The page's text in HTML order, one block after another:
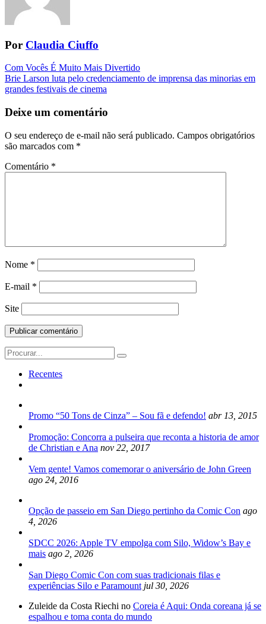
Por Claudia Ciuffo
Navegação
da
Com Vocês É Muito Mais Divertido
Brie Larson luta pelo credenciamento de imprensa das minorias em
grandes festivais de cinema
Deixe um comentário
O seu endereço de e-mail não será publicado. Campos obrigatórios
são marcados com *
Comentário *
Nome *
E-mail *
Site
Search
for:
Recentes
Promo “50 Tons de Cinza” – Sou fã e defendo! abr 13, 2015
Promoção: Concorra a pulseira que reconta a historia de amor
de Christian e Ana nov 22, 2017
Vem gente! Vamos comemorar o aniversário de John Green
ago 24, 2016
Opção de passeio em San Diego pertinho da Comic Con ago
4, 2026
SDCC 2026: Apple TV empolga com Silo, Widow’s Bay e
mais ago 2, 2026
San Diego Comic Con com suas tradicionais filas e
experiências Silo e Paramount jul 30, 2026
Zuleide da Costa Riechi no Coreia é Aqui: Onda coreana já se
espalhou e toma conta do mundo